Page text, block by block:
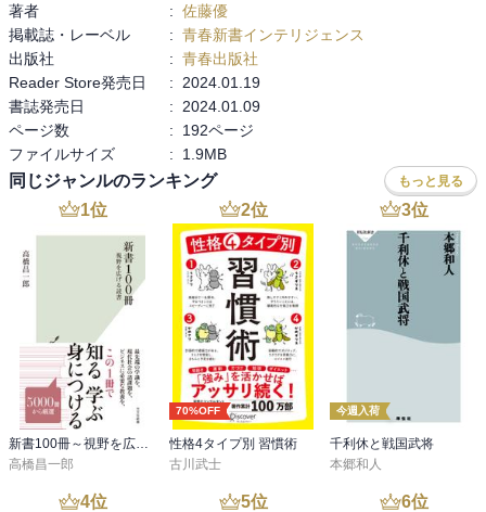
著者
: 佐藤優
掲載誌・レーベル
: 青春新書インテリジェンス
出版社
: 青春出版社
Reader Store発売日
:
2024.01.19
書誌発売日
:
2024.01.09
ページ数
:
192ページ
ファイルサイズ
: 1.9MB
同じジャンルのランキング もっと見る
1位
新書100冊～視野を広げる読書～
高橋昌一郎
2位
70%OFF
性格4タイプ別 習慣術
古川武士
3位
今週入荷
千利休と戦国武将
本郷和人
4位 5位 6位